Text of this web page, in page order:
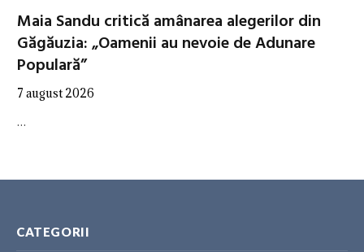
Maia Sandu critică amânarea alegerilor din
Găgăuzia: „Oamenii au nevoie de Adunare
Populară”
7 august 2026
…
CATEGORII